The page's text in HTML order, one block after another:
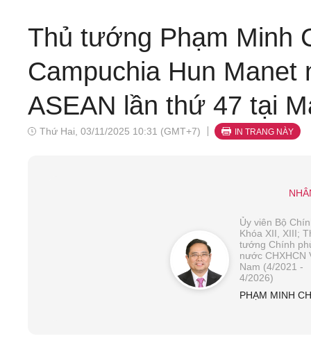
Thủ tướng Phạm Minh
Campuchia Hun Manet
ASEAN lần thứ 47 tại
Thứ Hai, 03/11/2025 10:31 (GMT+7) IN TRANG NÀY
Ủy viên Bộ
Khóa XII, XIII;
tướng Chính
nước CHXHCN
Nam (4/2021 -
4/2026)
PHẠM MINH